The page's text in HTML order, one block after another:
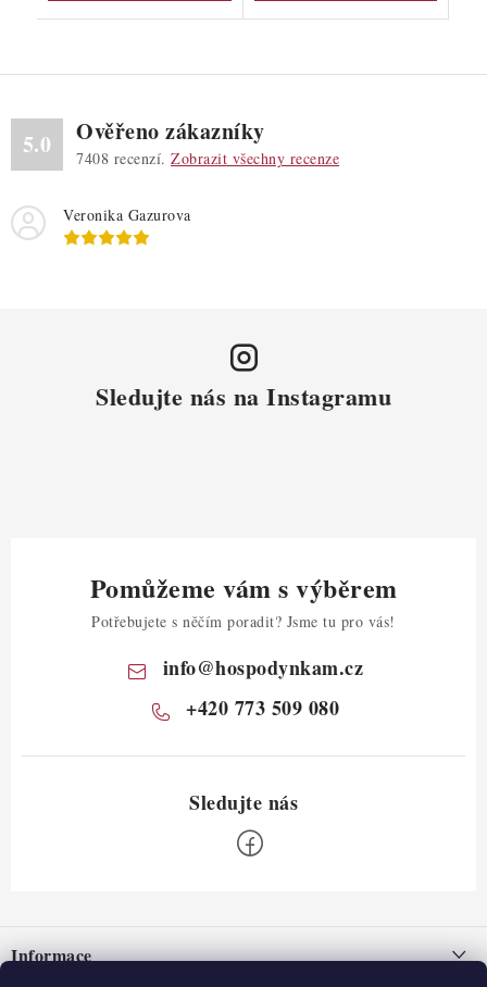
5.0 Ověřeno zákazníky
7408 recenzí. Zobrazit všechny recenze
Veronika Gazurova
Sledujte nás na Instagramu
Pomůžeme vám s výběrem
Potřebujete s něčím poradit? Jsme tu pro vás!
info@hospodynkam.cz
+420 773 509 080
pInformace